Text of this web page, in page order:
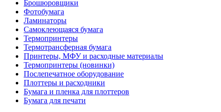
Брошюровщики
Фотобумага
Ламинаторы
Самоклеющаяся бумага
Термопринтеры
Термотрансферная бумага
Принтеры, МФУ и расходные материалы
Термопринтеры (новинки)
Послепечатное оборудование
Плоттеры и расходники
Бумага и пленка для плоттеров
Бумага для печати